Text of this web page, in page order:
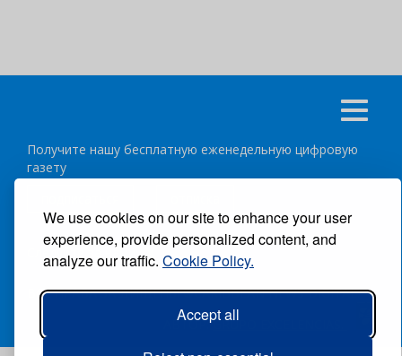
We use cookies on our site to enhance your user
experience, provide personalized content, and
analyze our traffic. Cookie Policy.
Accept all
Получите нашу бесплатную еженедельную цифровую
газету
Следуйте за нами:
ВСЕ ПРАВА ЗАЩИЩЕНЫ ®CARIBBEAN NEWS DIGITAL.
АВТОР:GRUPO EXCELENCIAS.